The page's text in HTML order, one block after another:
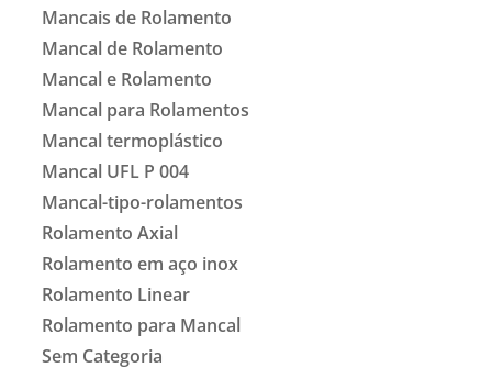
Mancais de Rolamento
Mancal de Rolamento
Mancal e Rolamento
Mancal para Rolamentos
Mancal termoplástico
Mancal UFL P 004
Mancal-tipo-rolamentos
Rolamento Axial
Rolamento em aço inox
Rolamento Linear
Rolamento para Mancal
Sem Categoria